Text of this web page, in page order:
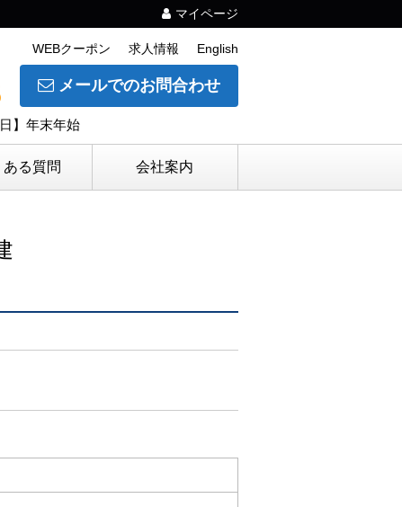
マイページ
WEBクーポン 求人情報 English
メールでのお問合わせ
】年末年始
ある質問 会社案内